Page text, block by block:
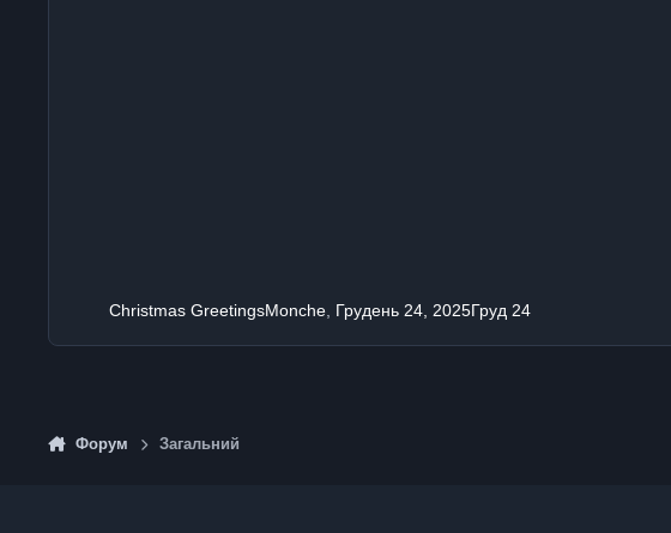
Christmas GreetingsMonche Грудень 24, 2025Груд 24
Форум Загальний